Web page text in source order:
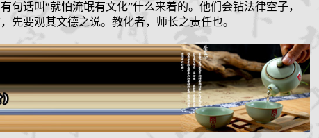
话叫“就怕流氓有文化”什么来着的。他们会钻法律空子，
先要观其文德之说。教化者，师长之责任也。